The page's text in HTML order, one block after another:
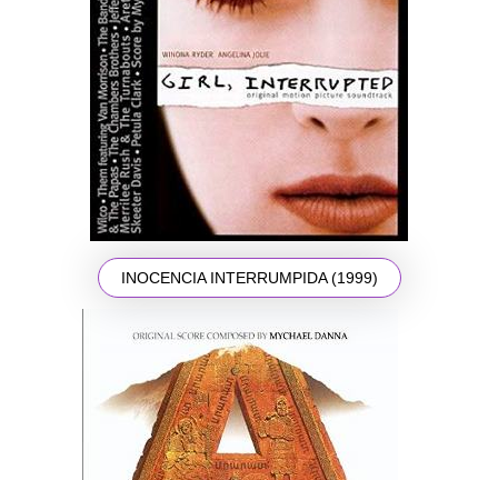
INOCENCIA INTERRUMPIDA (1999)